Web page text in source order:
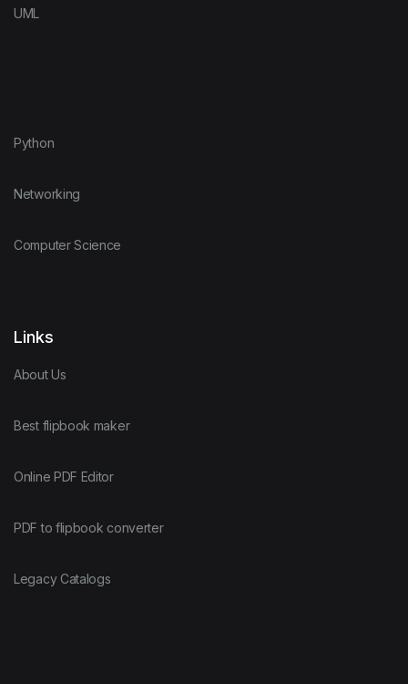
UML
Python
Networking
Computer Science
Links
About Us
Best flipbook maker
Online PDF Editor
PDF to flipbook converter
Legacy Catalogs